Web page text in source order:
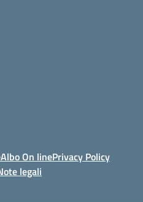
Albo On linePrivacy Policy
legali